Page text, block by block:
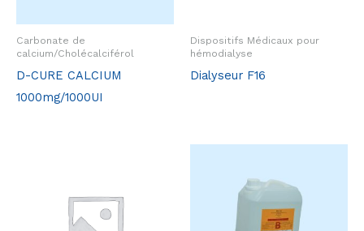
Carbonate de
calcium/Cholécalciférol
D-CURE CALCIUM
1000mg/1000UI
Dispositifs Médicaux pour
hémodialyse
Dialyseur F16